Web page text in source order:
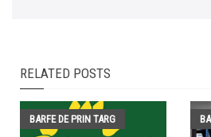
RELATED POSTS
BARFE DE PRIN TARG